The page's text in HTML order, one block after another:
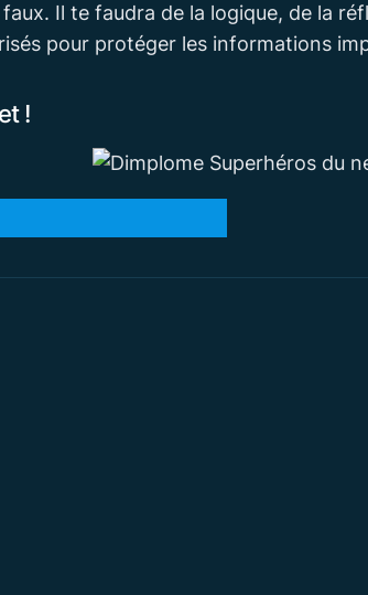
Il te faudra de la logique, de la
pour protéger les informations
!